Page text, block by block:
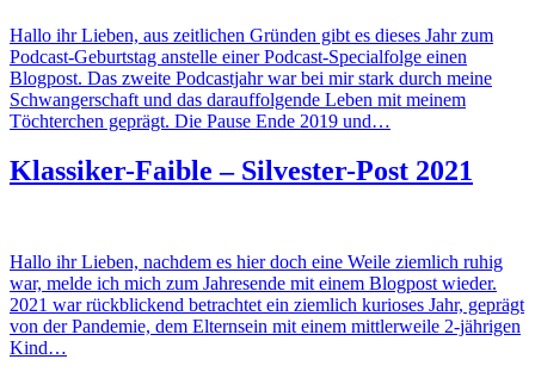
Hallo ihr Lieben, aus zeitlichen Gründen gibt es dieses Jahr zum
Podcast-Geburtstag anstelle einer Podcast-Specialfolge einen
Blogpost. Das zweite Podcastjahr war bei mir stark durch meine
Schwangerschaft und das darauffolgende Leben mit meinem
Töchterchen geprägt. Die Pause Ende 2019 und…
Klassiker-Faible – Silvester-Post 2021
Hallo ihr Lieben, nachdem es hier doch eine Weile ziemlich ruhig
war, melde ich mich zum Jahresende mit einem Blogpost wieder.
2021 war rückblickend betrachtet ein ziemlich kurioses Jahr, geprägt
von der Pandemie, dem Elternsein mit einem mittlerweile 2-jährigen
Kind…